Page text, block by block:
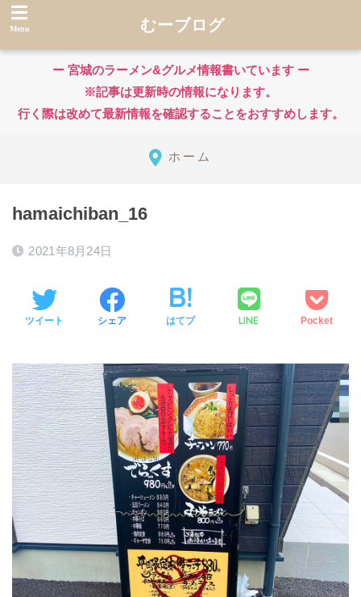
むーブログ
ー 宮城のラーメン&グルメ情報書いています ー
※記事は更新時の情報になります。
行く際は改めて最新情報を確認することをおすすめします。
ホーム
hamaichiban_16
2021年8月24日
ツイート シェア はてブ LINE Pocket